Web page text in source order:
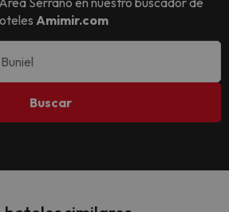
Amimir.com
Buscar